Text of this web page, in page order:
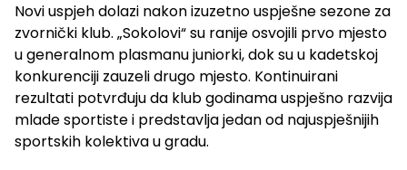
Novi uspjeh dolazi nakon izuzetno uspješne sezone za
zvornički klub. „Sokolovi“ su ranije osvojili prvo mjesto
u generalnom plasmanu juniorki, dok su u kadetskoj
konkurenciji zauzeli drugo mjesto. Kontinuirani
rezultati potvrđuju da klub godinama uspješno razvija
mlade sportiste i predstavlja jedan od najuspješnijih
sportskih kolektiva u gradu.